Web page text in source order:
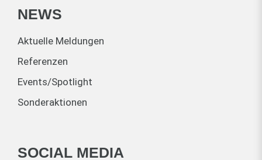
NEWS
Aktuelle Meldungen
Referenzen
Events/Spotlight
Sonderaktionen
SOCIAL MEDIA